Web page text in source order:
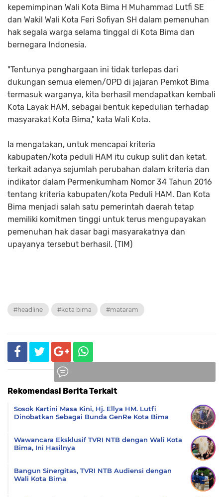
kepemimpinan Wali Kota Bima H Muhammad Lutfi SE
dan Wakil Wali Kota Feri Sofiyan SH dalam pemenuhan
hak segala warga selama tinggal di Kota Bima dan
bernegara Indonesia.
"Tentunya penghargaan ini tidak terlepas dari
dukungan semua elemen/OPD di jajaran Pemkot Bima
termasuk warganya, kita berhasil mendapatkan kembali
Kota Layak HAM, sebagai bentuk kepedulian terhadap
masyarakat Kota Bima," kata Wali Kota.
Ia mengatakan, untuk mencapai kriteria
kabupaten/kota peduli HAM itu cukup sulit dan ketat,
terkait adanya sejumlah perubahan dalam kriteria dan
indikator dalam Permenkumham Nomor 34 Tahun 2016
tentang kriteria kabupaten/kota Peduli HAM. Dan Kota
Bima menjadi salah satu pemerintah daerah tetap
memiliki komitmen tinggi untuk terus mengupayakan
pemenuhan hak dasar bagi masyarakatnya dan
upayanya tersebut berhasil. (TIM)
#headline #kota bima #mataram
Rekomendasi Berita Terkait
Sosok Kartini Masa Kini, Hj. Ellya HM. Lutfi
Dinobatkan Sebagai Bunda GenRe Kota Bima
Wawancara Eksklusif TVRI NTB dengan Wali Kota
Bima, Ini Hasilnya
Bangun Sinergitas, TVRI NTB Audiensi dengan
Wali Kota Bima